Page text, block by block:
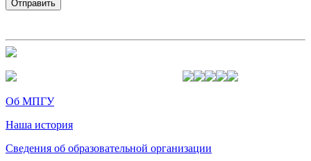
Об МПГУ
Наша история
Сведения об образовательной организации